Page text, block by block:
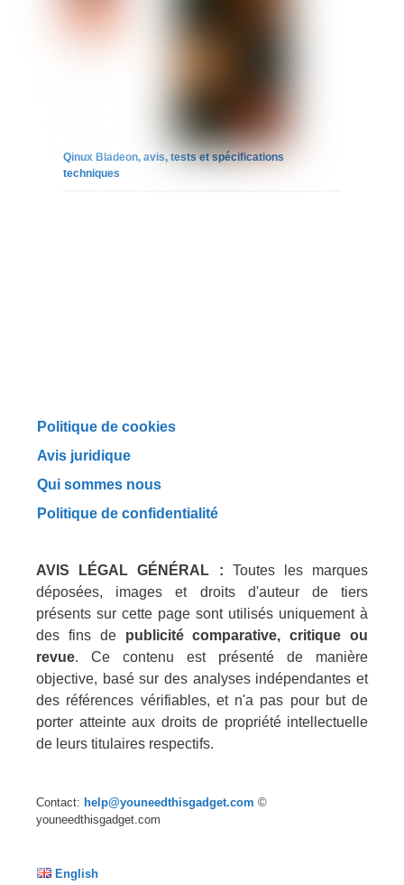
Qinux Bladeon, avis, tests et spécifications
techniques
Politique de cookies
Avis juridique
Qui sommes nous
Politique de confidentialité
AVIS LÉGAL GÉNÉRAL : Toutes les marques
déposées, images et droits d'auteur de tiers
présents sur cette page sont utilisés uniquement à
des fins de publicité comparative, critique ou
revue. Ce contenu est présenté de manière
objective, basé sur des analyses indépendantes et
des références vérifiables, et n'a pas pour but de
porter atteinte aux droits de propriété intellectuelle
de leurs titulaires respectifs.
Contact: help@youneedthisgadget.com ©
youneedthisgadget.com
English